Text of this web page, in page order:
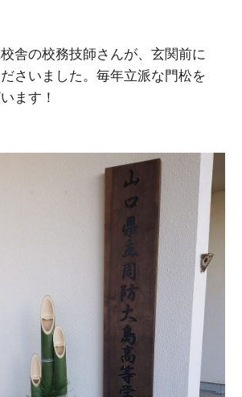
舎の校務技師さんが、玄関前に
さいました。毎年立派な門松を
ます！